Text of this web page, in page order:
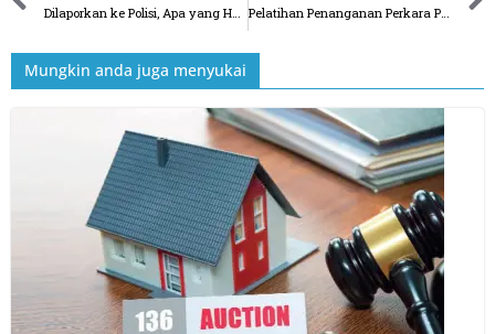
Dilaporkan ke Polisi, Apa yang Harus Dilakukan? Pelatihan Penanganan Perkara Penundaan Kewajiban Pembayaran Utang (PKPU)
Mungkin anda juga menyukai